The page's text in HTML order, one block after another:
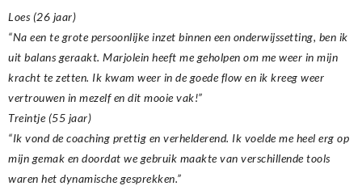
Loes (26 jaar)
“Na een te grote persoonlijke inzet binnen een onderwijssetting, ben ik
uit balans geraakt. Marjolein heeft me geholpen om me weer in mijn
kracht te zetten. Ik kwam weer in de goede flow en ik kreeg weer
vertrouwen in mezelf en dit mooie vak!”
Treintje (55 jaar)
“Ik vond de coaching prettig en verhelderend. Ik voelde me heel erg op
mijn gemak en doordat we gebruik maakte van verschillende tools
waren het dynamische gesprekken.”